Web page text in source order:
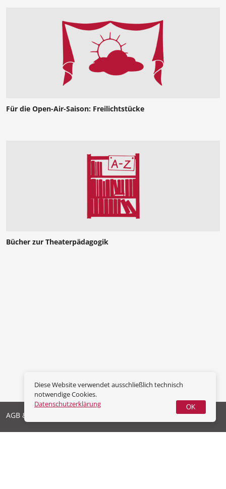
Für die Open-Air-Saison: Freilichtstücke
Bücher zur Theaterpädagogik
AGB & Widerrufsrecht
Diese Website verwendet ausschließlich technisch
notwendige Cookies.
Datenschutzerklärung
OK